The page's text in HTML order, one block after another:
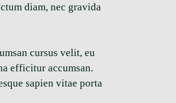
diam, nec gravida
cursus velit, eu
efficitur accumsan.
sapien vitae porta